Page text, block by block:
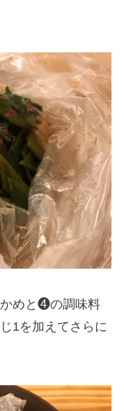
めと❹の調味料
1を加えてさらに